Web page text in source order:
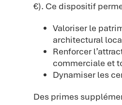
€). Ce dispositif
Valoriser le
architectural
Renforcer
commerciale et
Dynamiser les
Des primes